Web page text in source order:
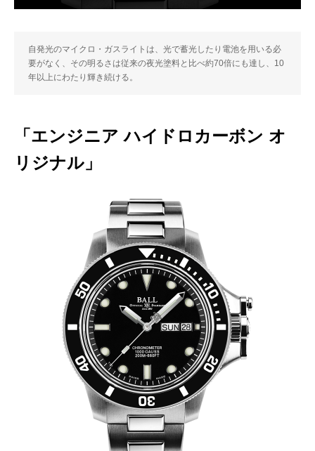
自発光のマイクロ・ガスライトは、光で蓄光したり電池を用いる必
要がなく、その明るさは従来の夜光塗料と比べ約70倍にも達し、10
年以上にわたり輝き続ける。
「エンジニア ハイドロカーボン オ
リジナル」